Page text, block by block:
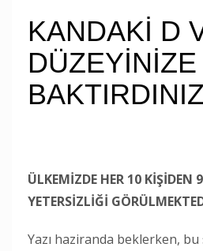
KANDAKİ D
ÜLKEMİZDE HER 10 KİŞİDEN
YETERSİZLİĞİ
Yazı haziranda beklerken,